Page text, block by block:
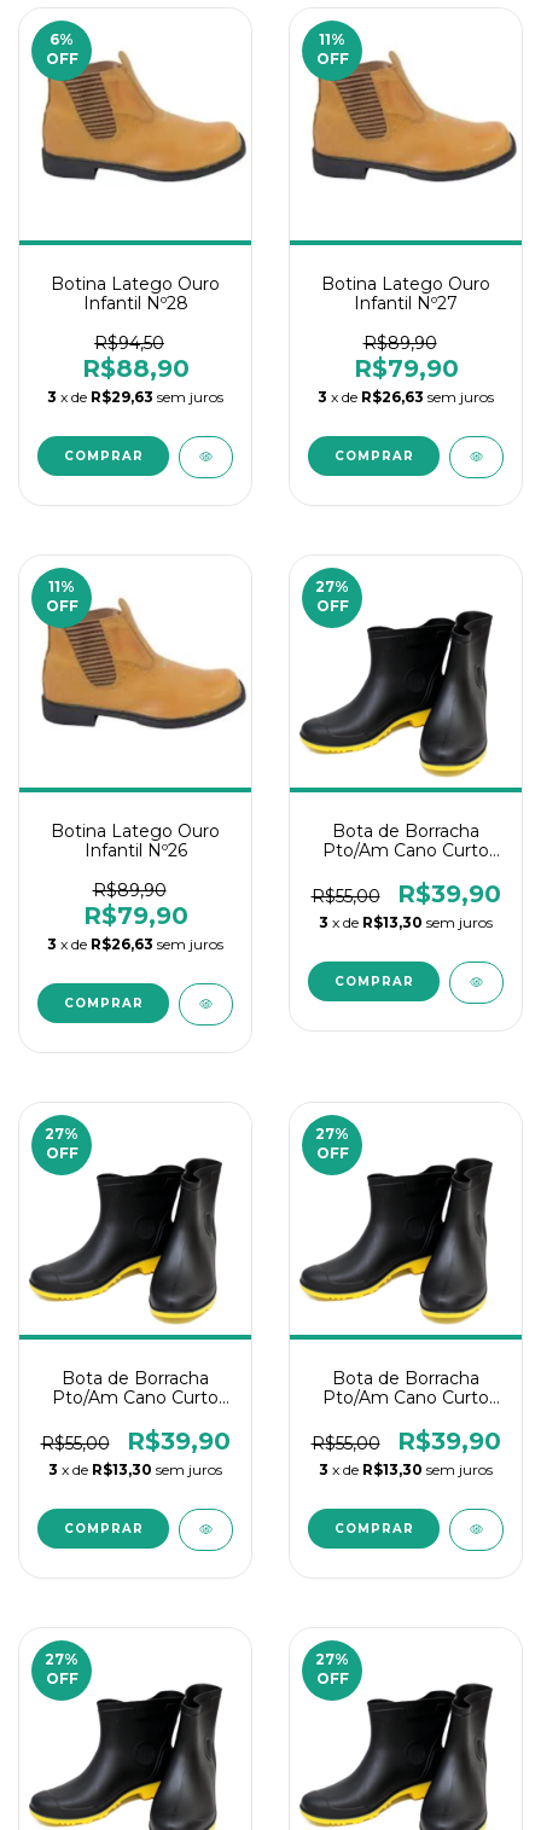
6%
OFF
Botina Latego Ouro
Infantil Nº28
R$94,50
R$88,90
3 x de R$29,63 sem juros
11%
OFF
Botina Latego Ouro
Infantil Nº27
R$89,90
R$79,90
3 x de R$26,63 sem juros
11%
OFF
Botina Latego Ouro
Infantil Nº26
R$89,90
R$79,90
3 x de R$26,63 sem juros
27%
OFF
Bota de Borracha
Pto/Am Cano Curto
R$55,00
R$39,90
3 x de R$13,30 sem juros
27%
OFF
Bota de Borracha
Pto/Am Cano Curto
R$55,00
R$39,90
3 x de R$13,30 sem juros
27%
OFF
Bota de Borracha
Pto/Am Cano Curto
R$55,00
R$39,90
3 x de R$13,30 sem juros
27%
OFF
27%
OFF